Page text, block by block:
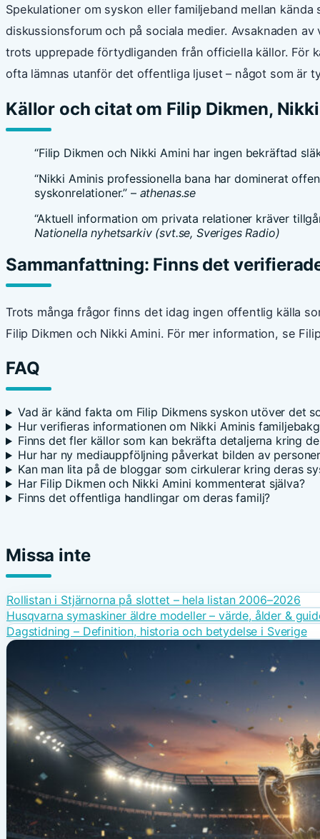
Spekulationer om syskon eller familjeband mellan
diskussionsforum och på sociala medier. Avsaknaden
trots upprepade förtydliganden från officiella källor. För
ofta lämnas utanför det offentliga ljuset – något som är
Källor och citat om Filip Dikmen,
“Filip Dikmen och Nikki Amini har ingen bekräftad
“Nikki Aminis professionella bana har dominerat
syskonrelationer.” – athenas.se
“Aktuell information om privata relationer kräver
Nationella nyhetsarkiv (svt.se, Sveriges Radio)
Sammanfattning: Finns det
Trots många frågor finns det idag ingen offentlig källa
Filip Dikmen och Nikki Amini. För mer information, se
FAQ
Vad är känd fakta om Filip Dikmens syskon utöver det
Hur verifieras informationen om Nikki Aminis
Finns det fler källor som kan bekräfta detaljerna kring
Hur har ny mediauppföljning påverkat bilden av
Kan man lita på de bloggar som cirkulerar kring deras
Har Filip Dikmen och Nikki Amini kommenterat själva?
Finns det offentliga handlingar om deras familj?
Missa inte
Rollistan i Stjärnorna på slottet – hela listan 2006–2026
Husqvarna symaskiner äldre modeller – värde, ålder &
Dagstidning – Definition, historia och betydelse i Sverige